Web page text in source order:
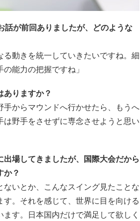
が前回ありましたが、どのような
る動きを統一していきたいですね。細
能力の把握ですね」
りますか？
手からマウンドへ行かせたら、もうへ
野手をさせずに専念させようと思い
場してきましたが、国際大会だから
か？
ないとか、こんなスイング見たことな
。それを感じて、世界に目を向ける
す。日本国内だけで満足して欲しく